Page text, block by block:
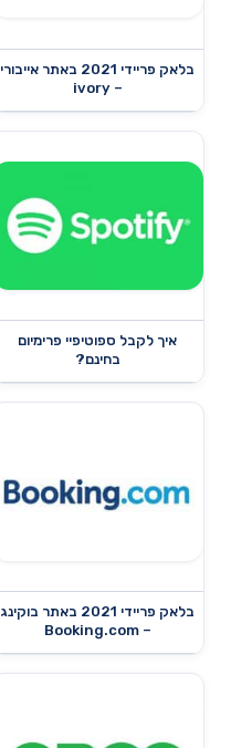
בלאק פריידי 2021 באתר אייבורי
– ivory
איך לקבל ספוטיפיי פרימיום
בחינם?
בלאק פריידי 2021 באתר בוקינג
– Booking.com